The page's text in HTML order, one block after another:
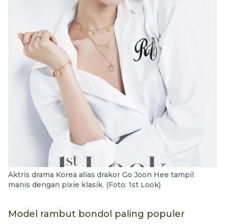
Aktris drama Korea alias drakor Go Joon Hee tampil
manis dengan pixie klasik. (Foto: 1st Look)
Model rambut bondol paling populer